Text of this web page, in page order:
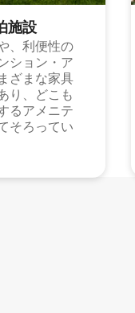
施⁠設
、利便性の
ション・ア
ざまな家具
り、どこも
るアメニテ
そろってい